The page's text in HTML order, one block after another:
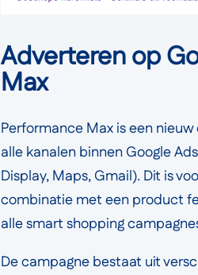
Adverteren op
Max
Performance Max is een
alle kanalen binnen Google
Display, Maps, Gmail). Dit is
combinatie met een product
alle smart shopping
De campagne bestaat uit